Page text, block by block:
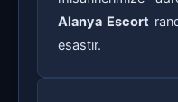
Alanya Escort
esastır.